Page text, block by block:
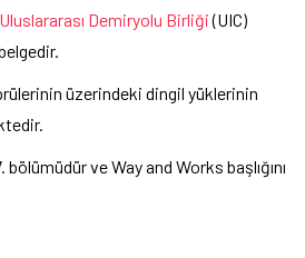
Uluslararası Demiryolu Birliği(UIC)
üzerindeki dingil yüklerinin
ve Way and Works başlığını